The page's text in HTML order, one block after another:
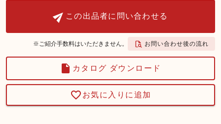
この出品者に問い合わせる
※ご紹介手数料はいただきません。 お問い合わせ後の流れ
カタログ ダウンロード
お気に入りに追加